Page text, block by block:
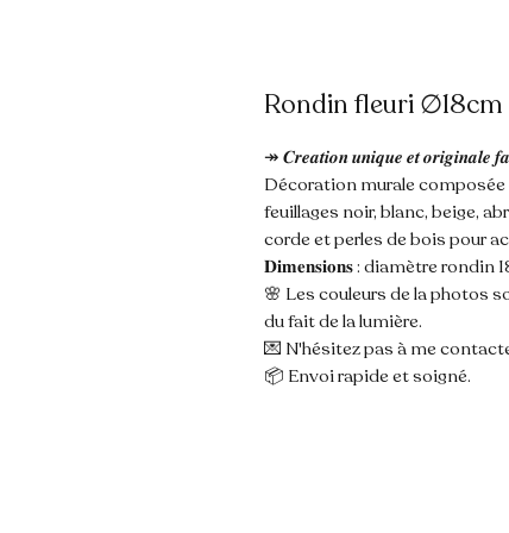
Rondin fleuri
↠ 𝑪𝒓𝒆𝒂𝒕𝒊𝒐𝒏 𝒖𝒏𝒊𝒒𝒖𝒆 𝒆𝒕 𝒐𝒓𝒊𝒈𝒊𝒏𝒂𝒍𝒆
Décoration murale
feuillages noir, blanc, beige,
corde et perles de bois pour
𝐃𝐢𝐦𝐞𝐧𝐬𝐢𝐨𝐧𝐬 : diamètre rondin
🌸 Les couleurs de la photos
du fait de la lumière.
💌 N'hésitez pas à me
📦 Envoi rapide et soigné.